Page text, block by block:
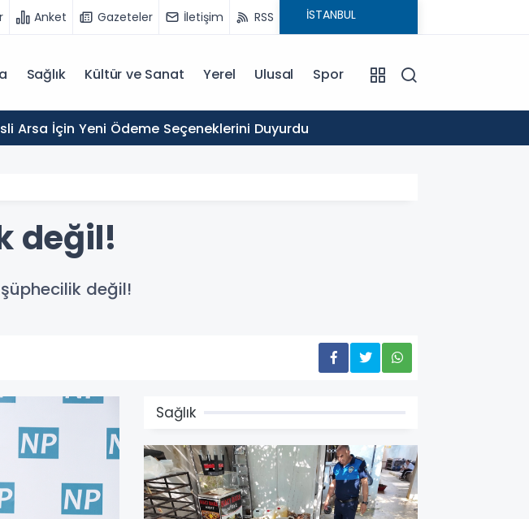
Anket Gazeteler İletişim RSS
Sağlık Kültür ve Sanat Yerel Ulusal Spor
Arsa İçin Yeni Ödeme Seçeneklerini Duyurdu
değil!
değil!
Sağlık